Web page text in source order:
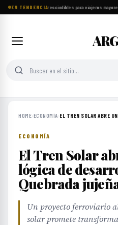
EN TENDENCIA
Ocho objetos imprescindibles para viajeros
HOME›ECONOMÍA›EL TREN SOLAR ABRE
ECONOMÍA
El Tren Solar
lógica de
Quebrada
Un proyecto ferroviario
solar promete